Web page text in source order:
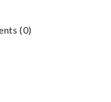
(0)